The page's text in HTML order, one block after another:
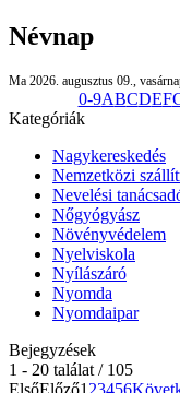
Névnap
Ma 2026. augusztus 09.,
0-9ABCDEF
Kategóriák
Nagykereskedés
Nemzetközi
Nevelési
Nőgyógyász
Növényvédelem
Nyelviskola
Nyílászáró
Nyomda
Nyomdaipar
Bejegyzések
1 - 20 találat / 105
ElsőElőző1 23456